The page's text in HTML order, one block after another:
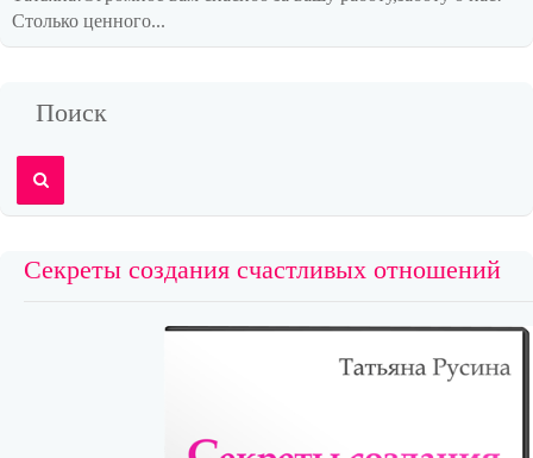
Столько ценного...
Поиск
Секреты создания счастливых отношений